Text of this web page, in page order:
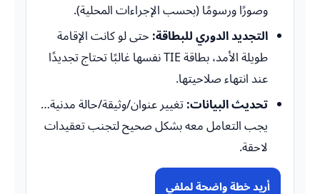
وصورًا ورسومًا (بحسب الإجراءات المحلية).
التجديد الدوري للبطاقة: حتى لو كانت الإقامة
طويلة الأمد، بطاقة TIE نفسها غالبًا تحتاج تجديدًا
عند انتهاء صلاحيتها.
تحديث البيانات: تغيير عنوان/وثيقة/حالة مدنية…
يجب التعامل معه بشكل صحيح لتجنب تعقيدات
لاحقة.
أريد خطة واضحة لملفي